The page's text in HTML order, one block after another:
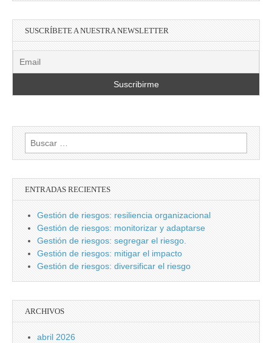
SUSCRÍBETE A NUESTRA NEWSLETTER
Buscar:
ENTRADAS RECIENTES
Gestión de riesgos: resiliencia organizacional
Gestión de riesgos: monitorizar y adaptarse
Gestión de riesgos: segregar el riesgo.
Gestión de riesgos: mitigar el impacto
Gestión de riesgos: diversificar el riesgo
ARCHIVOS
abril 2026